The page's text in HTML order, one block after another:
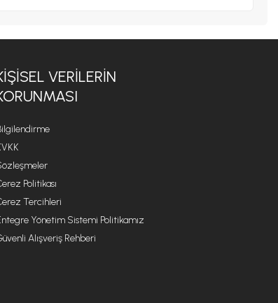
VERILERIN
Politikası
Tercihleri
Yönetim Sistemi Politikamız
Alışveriş Rehberi